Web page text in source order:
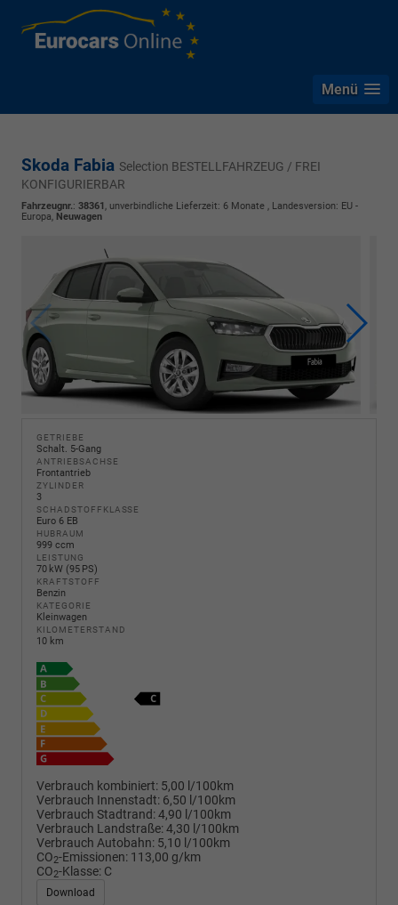
Menü
Skoda Fabia Selection BESTELLFAHRZEUG / FREI
KONFIGURIERBAR
Fahrzeugnr.: 38361 , unverbindliche Lieferzeit: 6 Monate , Landesversion: EU -
Europa, Neuwagen
GETRIEBE
Schalt. 5-Gang
ANTRIEBSACHSE
Frontantrieb
ZYLINDER
3
SCHADSTOFFKLASSE
Euro 6 EB
HUBRAUM
999 ccm
LEISTUNG
70 kW (95 PS)
KRAFTSTOFF
Benzin
KATEGORIE
Kleinwagen
KILOMETERSTAND
10 km
Verbrauch kombiniert: 5,00 l/100km
Verbrauch Innenstadt: 6,50 l/100km
Verbrauch Stadtrand:4,90 l/100km
Verbrauch Landstraße:4,30 l/100km
Verbrauch Autobahn: 5,10 l/100km
CO2-Emissionen: 113,00 g/km
CO2-Klasse: C
Download